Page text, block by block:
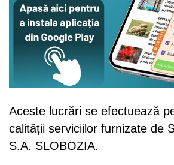
Aceste lucrări se efectuează
calității serviciilor furnizate de
S.A. SLOBOZIA.